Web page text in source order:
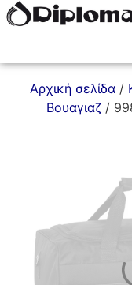
Αρχική σελίδα /
Βουαγιαζ/